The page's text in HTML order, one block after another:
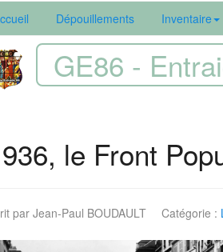
Dépouillements Inventaire
GE86 -
le Front
par Jean-Paul BOUDAULT Catégorie :